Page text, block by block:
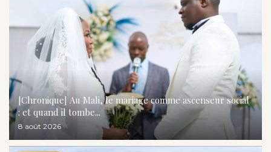
[Chronique] Au Mali, le mariage comme ascenseur social
: et quand il tombe...
8 août 2026